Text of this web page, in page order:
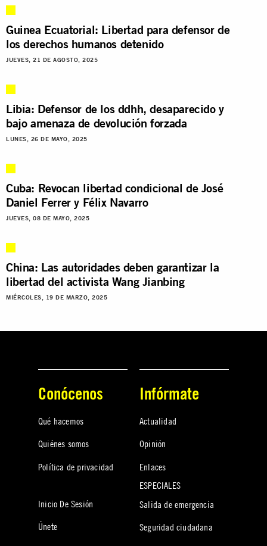
Guinea Ecuatorial: Libertad para defensor de
los derechos humanos detenido
JUEVES, 21 DE AGOSTO, 2025
Libia: Defensor de los ddhh, desaparecido y
bajo amenaza de devolución forzada
LUNES, 26 DE MAYO, 2025
Cuba: Revocan libertad condicional de José
Daniel Ferrer y Félix Navarro
JUEVES, 08 DE MAYO, 2025
China: Las autoridades deben garantizar la
libertad del activista Wang Jianbing
MIÉRCOLES, 19 DE MARZO, 2025
Conócenos
Qué hacemos
Quiénes somos
Política de privacidad
Inicio De Sesión
Únete
Infórmate
Actualidad
Opinión
Enlaces
ESPECIALES
Salida de emergencia
Seguridad ciudadana